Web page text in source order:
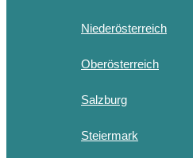
Niederösterreich
Oberösterreich
Salzburg
Steiermark